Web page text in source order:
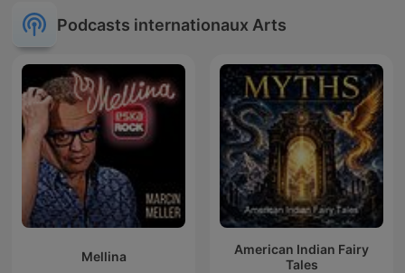
Podcasts internationaux Arts
Mellina
American Indian Fairy
Tales